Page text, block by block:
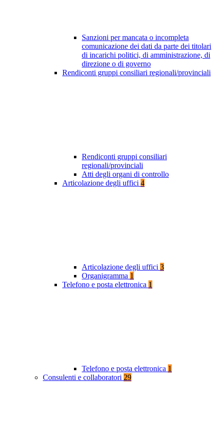
Sanzioni per mancata o incompleta
comunicazione dei dati da parte dei titolari
di incarichi politici, di amministrazione, di
direzione o di governo
Rendiconti gruppi consiliari regionali/provinciali
Rendiconti gruppi consiliari
regionali/provinciali
Atti degli organi di controllo
Articolazione degli uffici 4
Articolazione degli uffici 3
Organigramma 1
Telefono e posta elettronica 1
Telefono e posta elettronica 1
Consulenti e collaboratori 29